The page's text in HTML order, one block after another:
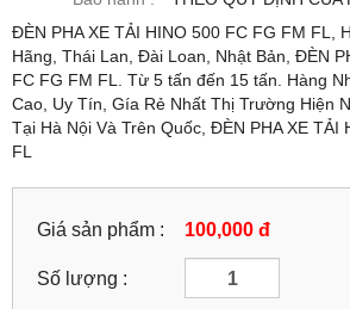
ĐÈN PHA XE TẢI HINO 500 FC FG FM FL,
Hãng, Thái Lan, Đài Loan, Nhật Bản, ĐÈN
FC FG FM FL. Từ 5 tấn đến 15 tấn. Hàng
Cao, Uy Tín, Gía Rẻ Nhất Thị Trường Hiện
Tại Hà Nội Và Trên Quốc, ĐÈN PHA XE TẢI
FL
Giá sản phẩm : 100,000 đ
Số lượng :